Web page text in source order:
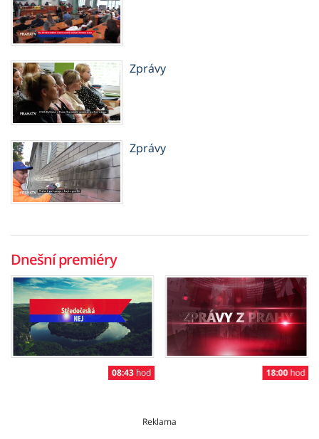
Zprávy
Zprávy
Dnešní premiéry
08:43hod 18:00hod
Reklama